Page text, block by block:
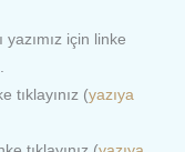
için linke
tıklayınız (yazıya